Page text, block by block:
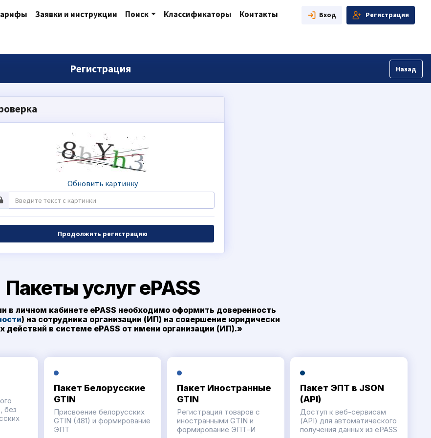
Заявки и инструкции Поиск Классификаторы Контакты Вход Регистрация
Регистрация Назад
Обновить картинку
Продолжить регистрацию
Пакеты услуг ePASS
в личном кабинете ePASS необходимо оформить доверенность
) на сотрудника организации (ИП) на совершение юридически
действий в системе ePASS от имени организации (ИП).»
без
Пакет Белорусские
GTIN
Присвоение белорусских
GTIN (481) и формирование
ЭПТ
Пакет Иностранные
GTIN
Регистрация товаров с
иностранными GTIN и
формирование ЭПТ-И
Пакет ЭПТ в JSON
(API)
Доступ к веб-сервисам
(API) для автоматического
получения данных из ePASS